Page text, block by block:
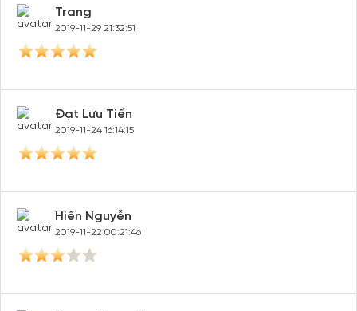
Trang
2019-11-29 21:32:51
Đạt Lưu Tiến
2019-11-24 16:14:15
Hiền Nguyễn
2019-11-22 00:21:46